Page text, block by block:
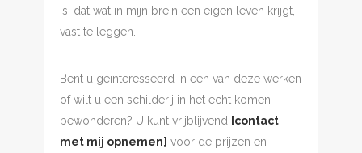
is, dat wat in mijn brein een eigen leven krijgt,
vast te leggen.
Bent u geïnteresseerd in een van deze werken
of wilt u een schilderij in het echt komen
bewonderen? U kunt vrijblijvend [contact
met mij opnemen] voor de prijzen en